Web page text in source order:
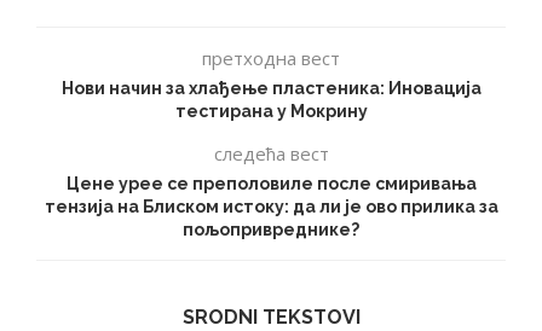
претходна вест
Нови начин за хлађење пластеника: Иновација
тестирана у Мокрину
следећа вест
Цене урее се преполовиле после смиривања
тензија на Блиском истоку: да ли је ово прилика за
пољопривреднике?
SRODNI TEKSTOVI